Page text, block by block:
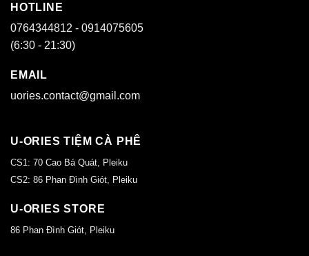
HOTLINE
0764344812 - 0914075605
(6:30 - 21:30)
EMAIL
uories.contact@gmail.com
U-ORIES TIỆM CÀ PHÊ
CS1: 70 Cao Bá Quát, Pleiku
CS2: 86 Phan Đình Giót, Pleiku
U-ORIES STORE
86 Phan Đình Giót, Pleiku